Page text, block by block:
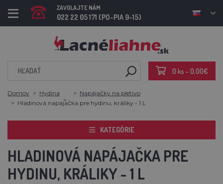
ZAVOLAJTE NÁM
022 22 05 171 (PO-PIA 9-15)
0 ks - 0,00€
Domov Hydina
Napájačky na pletivo
Hladinová napájačka pre hydinu, králiky - 1 L
KATEGÓRIE
HLADINOVÁ NAPÁJAČKA PRE
HYDINU, KRÁLIKY - 1 L